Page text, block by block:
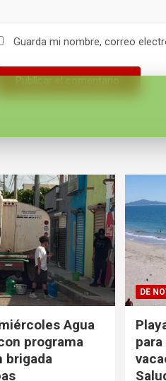
Guarda mi nombre, correo
Agua
programa
brigada
DE